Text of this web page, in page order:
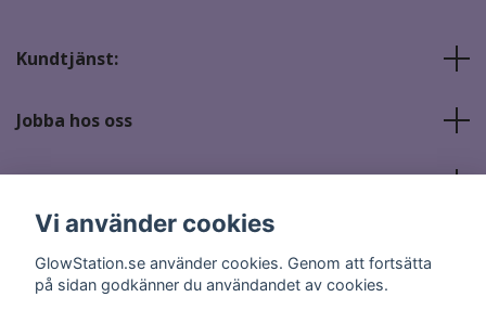
Kundtjänst:
Jobba hos oss
Sociala medier
Vi använder cookies
GlowStation.se använder cookies. Genom att fortsätta
på sidan godkänner du användandet av cookies.